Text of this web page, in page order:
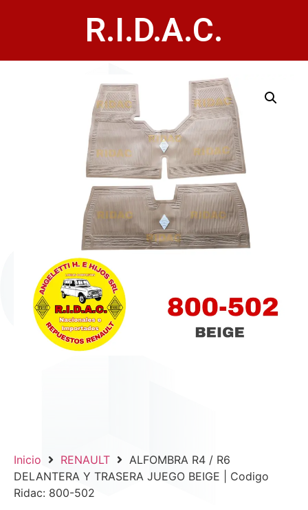
R.I.D.A.C.
Inicio RENAULT
ALFOMBRA R4 / R6
DELANTERA Y TRASERA JUEGO BEIGE | Codigo
Ridac: 800-502